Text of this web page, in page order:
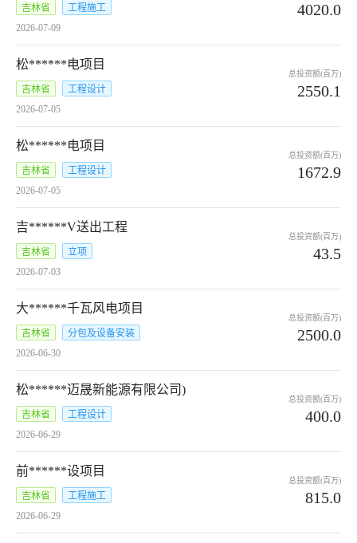
吉林省
工程施工
2026-07-09
4020.0
松******电项目
吉林省
工程设计
2026-07-05
总投资额(百万)
2550.1
松******电项目
吉林省
工程设计
2026-07-05
总投资额(百万)
1672.9
吉******V送出工程
吉林省
立项
2026-07-03
总投资额(百万)
43.5
大******千瓦风电项目
吉林省
分包及设备安装
2026-06-30
总投资额(百万)
2500.0
松******迈晟新能源有限公司)
吉林省
工程设计
2026-06-29
总投资额(百万)
400.0
前******设项目
吉林省
工程施工
2026-06-29
总投资额(百万)
815.0